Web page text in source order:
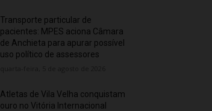
Transporte particular de
pacientes: MPES aciona Câmara
de Anchieta para apurar possível
uso político de assessores
Atletas de Vila Velha conquistam
ouro no Vitória Internacional